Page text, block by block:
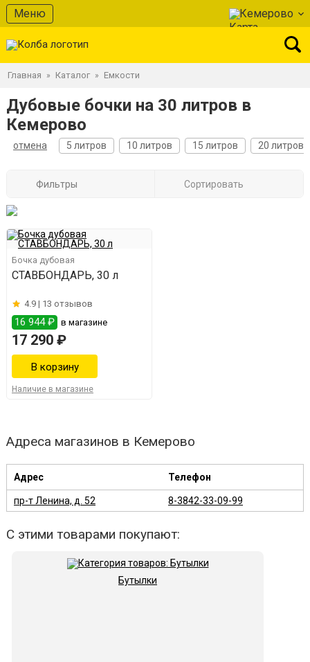
Меню Кемерово
Главная » Каталог » Емкости
Дубовые бочки на 30 литров в
Кемерово
отмена 5 литров 10 литров 15 литров 20 литров
Фильтры Сортировать
Бочка дубовая
СТАВБОНДАРЬ, 30 л
4.9 | 13 отзывов
16 944 ₽ в магазине
17 290 ₽
Наличие в магазине
Адреса магазинов в Кемерово
Адрес Телефон
пр-т Ленина, д. 52 8-3842-33-09-99
С этими товарами покупают:
Бутылки